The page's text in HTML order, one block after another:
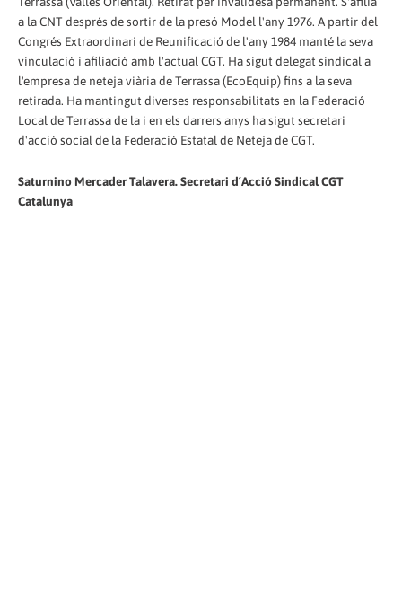
a la CNT després de sortir de la presó Model l'any 1976. A partir del
Congrés Extraordinari de Reunificació de l'any 1984 manté la seva
vinculació i afiliació amb l'actual CGT. Ha sigut delegat sindical a
l'empresa de neteja viària de Terrassa (EcoEquip) fins a la seva
retirada. Ha mantingut diverses responsabilitats en la Federació
Local de Terrassa de la i en els darrers anys ha sigut secretari
d'acció social de la Federació Estatal de Neteja de CGT.
Saturnino Mercader Talavera. Secretari d´Acció Sindical CGT
Catalunya